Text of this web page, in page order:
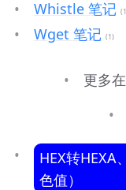
Whistle 笔记
Wget 笔记 (1)
更多
HEX转HEXA
色值）